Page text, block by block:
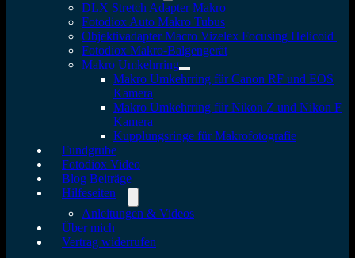
DLX Stretch Adapter Makro
Fotodiox Auto Makro Tubus
Objektivadapter Macro Vizelex Focusing Helicoid
Fotodiox Makro-Balgengerät
Makro Umkehrring
Makro Umkehrring für Canon RF und EOS
Kamera
Makro Umkehrring für Nikon Z und Nikon F
Kamera
Kupplungsringe für Makrofotografie
Fundgrube
Fotodiox Video
Blog Beiträge
Hilfeseiten
Anleitungen & Videos
Über mich
Vertrag widerrufen